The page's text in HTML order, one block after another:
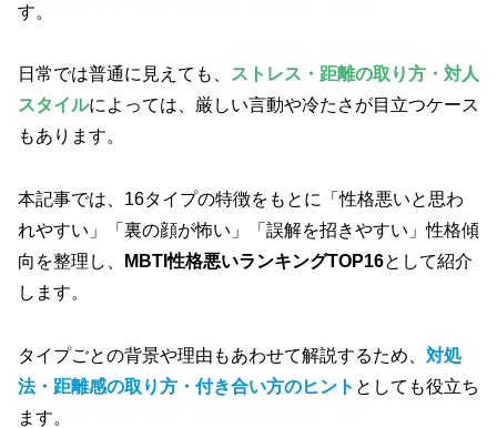
す。
日常では普通に見えても、 ストレス・距離の取り方・対人
スタイルによっては、厳しい言動や冷たさが目立つケース
もあります。
本記事では、16タイプの特徴をもとに「性格悪いと思わ
れやすい」「裏の顔が怖い」「誤解を招きやすい」性格傾
向を整理し、
MBTI性格悪いランキングTOP16として紹介
します。
タイプごとの背景や理由もあわせて解説するため、 対処
法・距離感の取り方・付き合い方のヒント としても役立ち
ます。